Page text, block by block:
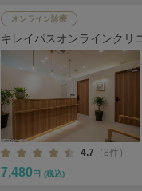
オンライン診療
キレイパスオンラインクリ
4.7 （8件）
7,480 円 (税込)